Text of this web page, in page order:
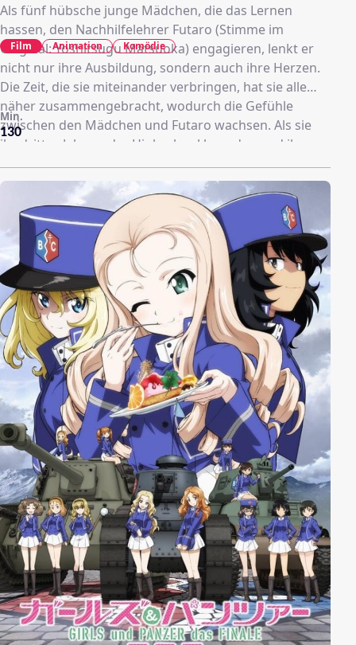
Als fünf hübsche junge Mädchen, die das Lernen
hassen, den Nachhilfelehrer Futaro (Stimme im
Original: Yoshitsugu Matsuoka) engagieren, lenkt er
nicht nur ihre Ausbildung, sondern auch ihre Herzen.
Die Zeit, die sie miteinander verbringen, hat sie alle
näher zusammengebracht, wodurch die Gefühle
zwischen den Mädchen und Futaro wachsen. Als sie
ihr drittes Jahr an der Highschool beenden und ihr
letztes Schulfest naht, richten sie ihren Blick auf das,
was danach kommt. Gibt es eine gemeinsame Zukunft
oder entscheidet sich Futaro für ein Mädchen?
130
Min.
Film Animation Komödie